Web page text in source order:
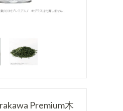
Premium木